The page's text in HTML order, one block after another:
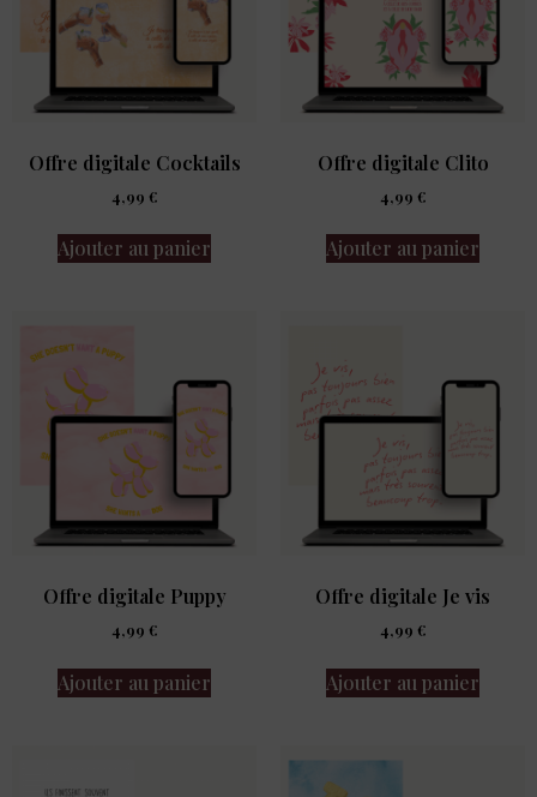
Offre digitale Cocktails
4,99 €
Ajouter au panier
Offre digitale Clito
4,99 €
Ajouter au panier
Offre digitale Puppy
4,99 €
Ajouter au panier
Offre digitale Je vis
4,99 €
Ajouter au panier